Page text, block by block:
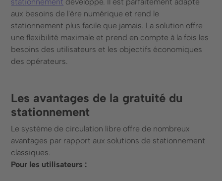
stationnement développé. Il est parfaitement adapté
aux besoins de l'ère numérique et rend le
stationnement plus facile que jamais. La solution offre
une flexibilité maximale et prend en compte à la fois les
besoins des utilisateurs et les objectifs économiques
des opérateurs.
Les avantages de la gratuité du
stationnement
Le système de circulation libre offre de nombreux
avantages par rapport aux solutions de stationnement
classiques.
Pour les utilisateurs :